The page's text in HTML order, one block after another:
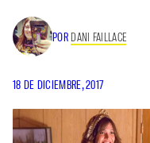
POR DANI FAILLACE
18 DE DICIEMBRE, 2017